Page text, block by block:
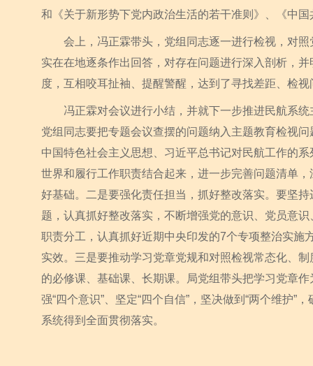
和《关于新形势下党内政治生活的若干准则》、《中
会上，冯正霖带头，党组同志逐一进行检视，对照
实在在地逐条作出回答，对存在问题进行深入剖析，
度，互相咬耳扯袖、提醒警醒，达到了寻找差距、检
冯正霖对会议进行小结，并就下一步推进民航系统
党组同志要把专题会议查摆的问题纳入主题教育检视
中国特色社会主义思想、习近平总书记对民航工作的
世界和履行工作职责结合起来，进一步完善问题清单
好基础。二是要强化责任担当，抓好整改落实。要坚
题，认真抓好整改落实，不断增强党的意识、党员意
职责分工，认真抓好近期中央印发的7个专项整治实施
实效。三是要推动学习党章党规和对照检视常态化、
的必修课、基础课、长期课。局党组带头把学习党章
强“四个意识”、坚定“四个自信”，坚决做到“两个维护
系统得到全面贯彻落实。